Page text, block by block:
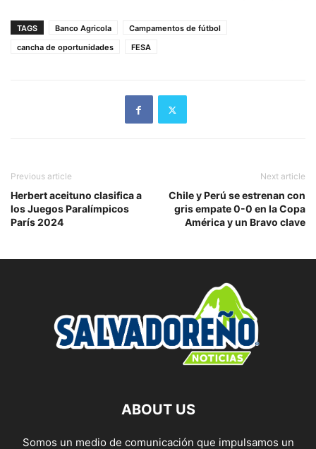
TAGS Banco Agricola
Campamentos de fútbol
cancha de oportunidades
FESA
Previous article
Herbert aceituno clasifica a
los Juegos Paralímpicos
París 2024
Next article
Chile y Perú se estrenan con
gris empate 0-0 en la Copa
América y un Bravo clave
ABOUT US
Somos un medio de comunicación que impulsamos un